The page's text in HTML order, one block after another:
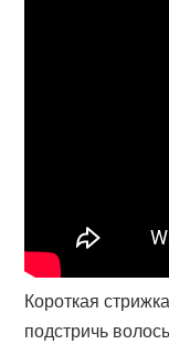
Короткая
подстричь